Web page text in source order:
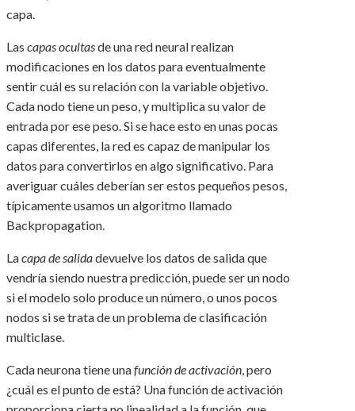
capa.
Las capas ocultasde una red neural realizan
modificaciones en los datos para eventualmente
sentir cuál es su relación con la variable objetivo.
Cada nodo tiene un peso, y multiplica su valor de
entrada por ese peso. Si se hace esto en unas pocas
capas diferentes, la red es capaz de manipular los
datos para convertirlos en algo significativo. Para
averiguar cuáles deberían ser estos pequeños pesos,
típicamente usamos un algoritmo llamado
Backpropagation.
Lacapa de salidadevuelve los datos de salida que
vendría siendo nuestra predicción, puede ser un nodo
si el modelo solo produce un número, o unos pocos
nodos si se trata de un problema de clasificación
multiclase.
Cada neurona tiene unafunción de activación, pero
¿cuál es el punto de está? Una función de activación